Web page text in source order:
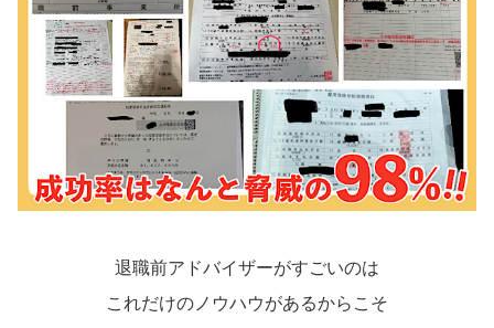
退職前アドバイザーがすごいのは
これだけのノウハウがあるからこそ